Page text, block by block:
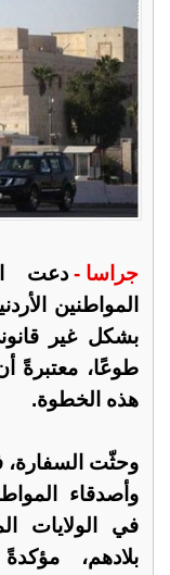
جراسا - دعت
المواطنين
بشكل غير
طوعًا، معتبرةً
هذه الخطوة.
وحثّت
وأصدقاء
في الولايات
بلادهم،